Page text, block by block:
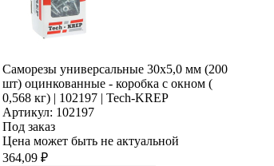
Саморезы универсальные 30х5,0 мм (200
шт) оцинкованные - коробка с окном (
0,568 кг) | 102197 | Tech-KREP
Артикул: 102197
Под заказ
Цена может быть не актуальной
364,09 ₽